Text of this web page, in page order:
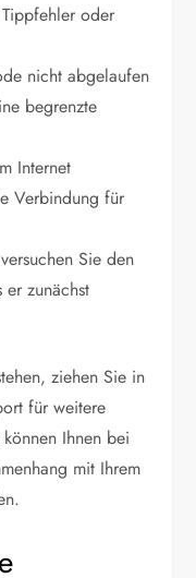
oder
nicht abgelaufen
begrenzte
Internet
Verbindung für
Sie den
er zunächst
ziehen Sie in
für weitere
Ihnen bei
mit Ihrem